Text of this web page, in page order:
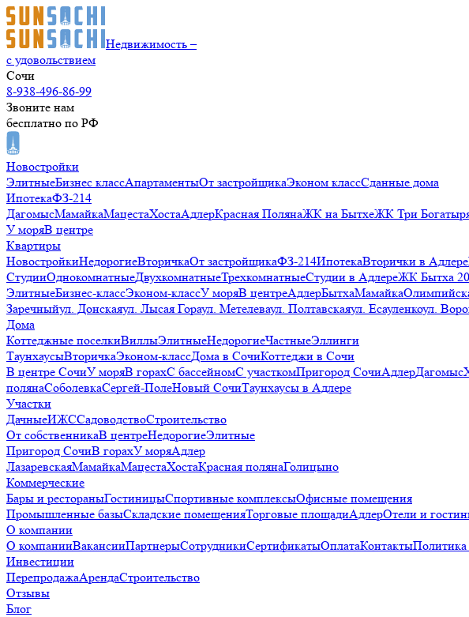
Недвижимость –
с удовольствием
Сочи
8-938-496-86-99
Звоните нам
бесплатно по РФ
Новостройки
ЭлитныеБизнес классАпартаментыОт застройщикаЭконом классСданные дома
ИпотекаФЗ-214
ДагомысМамайкаМацестаХостаАдлерКрасная ПолянаЖК на БытхеЖК Три
У моряВ центре
Квартиры
НовостройкиНедорогиеВторичкаОт застройщикаФЗ-214ИпотекаВторички в Адлере
СтудииОднокомнатныеДвухкомнатныеТрехкомнатныеСтудии в АдлереЖК Бытха
ЭлитныеБизнес-классЭконом-классУ моряВ центреАдлерБытхаМамайка
Заречныйул. Донскаяул. Лысая Гораул. Метелеваул. Полтавскаяул. Есауленкоул.
Дома
Коттеджные поселкиВиллыЭлитныеНедорогиеЧастныеЭллинги
ТаунхаусыВторичкаЭконом-классДома в СочиКоттеджи в Сочи
В центре СочиУ моряВ горахС бассейномС участкомПригород СочиАдлерДагомыс
полянаСоболевкаСергей-ПолеНовый СочиТаунхаусы в Адлере
Участки
ДачныеИЖССадоводствоСтроительство
От собственникаВ центреНедорогиеЭлитные
Пригород СочиВ горахУ моряАдлер
ЛазаревскаяМамайкаМацестаХостаКрасная полянаГолицыно
Коммерческие
Бары и рестораныГостиницыСпортивные комплексыОфисные помещения
Промышленные базыСкладские помещенияТорговые площадиАдлерОтели и
О компании
О компанииВакансииПартнерыСотрудникиСертификатыОплатаКонтактыПолитика
Инвестиции
ПерепродажаАрендаСтроительство
Отзывы
Блог